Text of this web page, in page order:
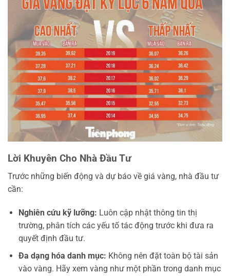
Lời Khuyên Cho Nhà Đầu Tư
Trước những biến động và dự báo về giá vàng, nhà đầu tư
cần:
Nghiên cứu kỹ lưỡng: Luôn cập nhật thông tin thị
trường, phân tích các yếu tố tác động trước khi đưa ra
quyết định đầu tư.
Đa dạng hóa danh mục: Không nên đặt toàn bộ tài sản
vào vàng. Hãy xem vàng như một phần trong danh mục